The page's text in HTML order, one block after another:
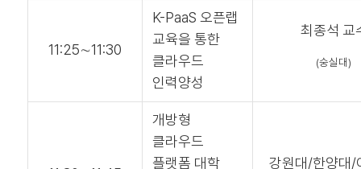
11:25∼11:30
K-PaaS 오픈랩
교육을 통한
클라우드
인력양성
최종석 교
(숭실대)
개방형
클라우드
플랫폼 대학
강원대/한양대/